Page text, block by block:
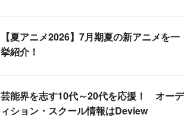
【夏アニメ2026】7月期夏の新アニメを一
挙紹介！
芸能界を志す10代～20代を応援！ オーデ
ィション・スクール情報はDeview